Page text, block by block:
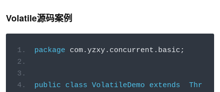
Volatile源码案例
package com.yzxy. concurrent . basic ;
public class VolatileDemo extends
Thr